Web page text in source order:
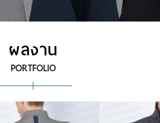
ผลงาน
PORTFOLIO